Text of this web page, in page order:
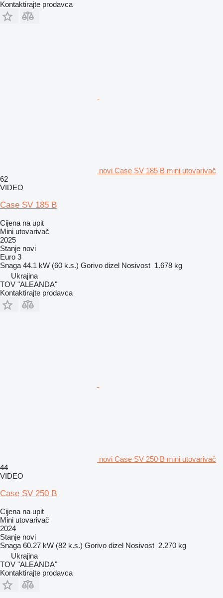
Kontaktirajte prodavca
novi Case SV 185 B mini utovarivač
62
VIDEO
Case SV 185 B
Cijena na upit
Mini utovarivač
2025
Stanje novi
Euro 3
Snaga 44.1 kW (60 k.s.) Gorivo dizel Nosivost 1.678 kg
Ukrajina
TOV "ALEANDA"
Kontaktirajte prodavca
novi Case SV 250 B mini utovarivač
44
VIDEO
Case SV 250 B
Cijena na upit
Mini utovarivač
2024
Stanje novi
Snaga 60.27 kW (82 k.s.) Gorivo dizel Nosivost 2.270 kg
Ukrajina
TOV "ALEANDA"
Kontaktirajte prodavca